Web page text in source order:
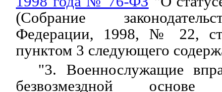
(Собрание
Федерации, 1998, № 22,
пунктом 3 следующего
"3. Военнослужащие
безвозмездной